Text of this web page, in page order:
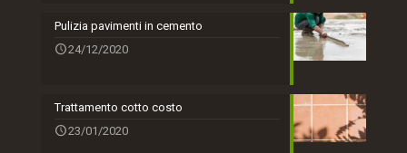
Pulizia pavimenti in cemento
24/12/2020
Trattamento cotto costo
23/01/2020